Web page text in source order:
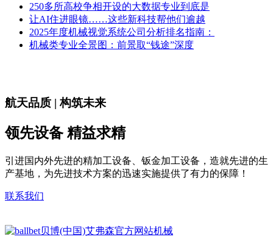
250多所高校争相开设的大数据专业到底是
让AI住进眼镜……这些新科技帮他们逾越
2025年度机械视觉系统公司分析排名指南：
机械类专业全景图：前景取“钱途”深度
航天品质 | 构筑未来
领先设备 精益求精
引进国内外先进的精加工设备、钣金加工设备，造就先进的生
产基地，为先进技术方案的迅速实施提供了有力的保障！
联系我们